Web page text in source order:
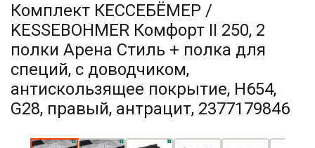
Комплект КЕССЕБЁМЕР /
KESSEBOHMER Комфорт II 250, 2
полки Арена Стиль + полка для
специй, с доводчиком,
антискользящее покрытие, H654,
G28, правый, антрацит, 2377179846